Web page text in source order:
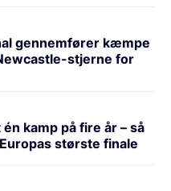
gennemfører kæmpe
stjerne for
kamp på fire år – så
største finale